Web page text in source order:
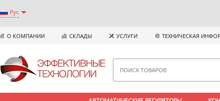
Рус
О КОМПАНИИ СКЛАДЫ УСЛУГИ ТЕХНИЧЕСКАЯ